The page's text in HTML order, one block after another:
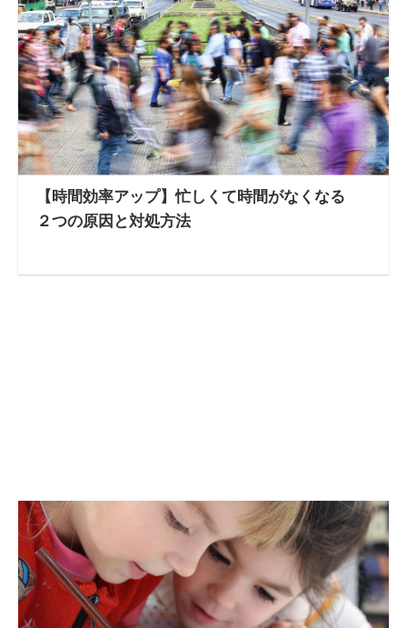
【時間効率アップ】忙しくて時間がなくなる
２つの原因と対処方法